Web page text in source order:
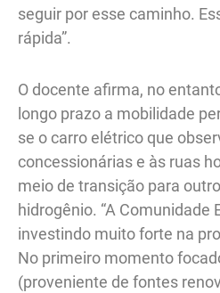
seguir por esse caminho.
rápida”.
O docente afirma, no
longo prazo a mobilidade
se o carro elétrico que
concessionárias e às ruas
meio de transição para
hidrogênio. “A Comunidade
investindo muito forte na
No primeiro momento
(proveniente de fontes